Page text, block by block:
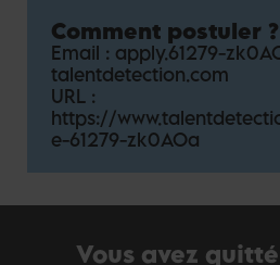
En véritable performeur
avez à cœur de
de performance et vous
proposition
Vous supervisez et
pour l’accompagner vers
merchandising, stock…)
nouveaux talents afin de
Comment postuler ?
Email : apply.61279-
talentdetection.com
URL :
https://
e-61279-zk0AOa
Vous avez